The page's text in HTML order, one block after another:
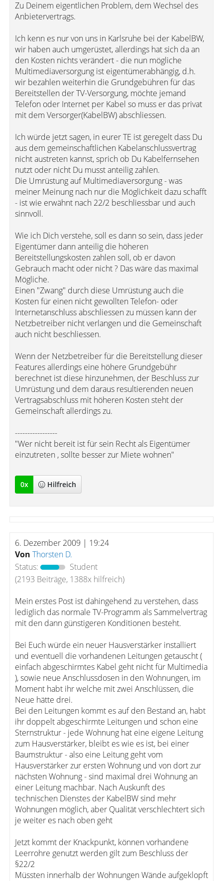
Zu Deinem eigentlichen Problem, dem Wechsel des
Anbietervertrags.
Ich kenn es nur von uns in Karlsruhe bei der KabelBW,
wir haben auch umgerüstet, allerdings hat sich da an
den Kosten nichts verändert - die nun mögliche
Multimediaversorgung ist eigentümerabhängig, d.h.
wir bezahlen weiterhin die Grundgebühren für das
Bereitstellen der TV-Versorgung, möchte jemand
Telefon oder Internet per Kabel so muss er das privat
mit dem Versorger(KabelBW) abschliessen.
Ich würde jetzt sagen, in eurer TE ist geregelt dass Du
aus dem gemeinschaftlichen Kabelanschlussvertrag
nicht austreten kannst, sprich ob Du Kabelfernsehen
nutzt oder nicht Du musst anteilig zahlen.
Die Umrüstung auf Multimediaversorgung - was
meiner Meinung nach nur die Möglichkeit dazu schafft
- ist wie erwähnt nach 22/2 beschliessbar und auch
sinnvoll.
Wie ich Dich verstehe, soll es dann so sein, dass jeder
Eigentümer dann anteilig die höheren
Bereitstellungskosten zahlen soll, ob er davon
Gebrauch macht oder nicht ? Das wäre das maximal
Mögliche.
Einen "Zwang" durch diese Umrüstung auch die
Kosten für einen nicht gewollten Telefon- oder
Internetanschluss abschliessen zu müssen kann der
Netzbetreiber nicht verlangen und die Gemeinschaft
auch nicht beschliessen.
Wenn der Netzbetreiber für die Bereitstellung dieser
Features allerdings eine höhere Grundgebühr
berechnet ist diese hinzunehmen, der Beschluss zur
Umrüstung und dem daraus resultierenden neuen
Vertragsabschluss mit höheren Kosten steht der
Gemeinschaft allerdings zu.
-----------------
"Wer nicht bereit ist für sein Recht als Eigentümer
einzutreten , sollte besser zur Miete wohnen"
0x Hilfreich
6. Dezember 2009 | 19:24
Von Thorsten D.
Status:
Student
(2193 Beiträge, 1388x hilfreich)
Mein erstes Post ist dahingehend zu verstehen, dass
lediglich das normale TV-Programm als Sammelvertrag
mit den dann günstigeren Konditionen besteht.
Bei Euch würde ein neuer Hausverstärker installiert
und eventuell die vorhandenen Leitungen getauscht (
einfach abgeschirmtes Kabel geht nicht für Multimedia
), sowie neue Anschlussdosen in den Wohnungen, im
Moment habt ihr welche mit zwei Anschlüssen, die
Neue hätte drei.
Bei den Leitungen kommt es auf den Bestand an, habt
ihr doppelt abgeschirmte Leitungen und schon eine
Sternstruktur - jede Wohnung hat eine eigene Leitung
zum Hausverstärker, bleibt es wie es ist, bei einer
Baumstruktur - also eine Leitung geht vom
Hausverstärker zur ersten Wohnung und von dort zur
nächsten Wohnung - sind maximal drei Wohnung an
einer Leitung machbar. Nach Auskunft des
technischen Dienstes der KabelBW sind mehr
Wohnungen möglich, aber Qualität verschlechtert sich
je weiter es nach oben geht
Jetzt kommt der Knackpunkt, können vorhandene
Leerrohre genutzt werden gilt zum Beschluss der
§22/2
Müssten innerhalb der Wohnungen Wände aufgeklopft